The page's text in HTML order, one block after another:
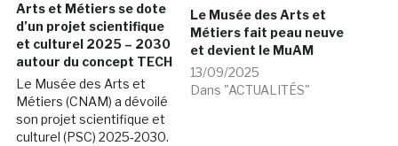
Arts et Métiers se dote
d’un projet scientifique
et culturel 2025 – 2030
autour du concept TECH
Le Musée des Arts et
Métiers (CNAM) a dévoilé
son projet scientifique et
culturel (PSC) 2025‑2030.
Le Musée des Arts et
Métiers fait peau neuve
et devient le MuAM
13/09/2025
Dans "ACTUALITÉS"